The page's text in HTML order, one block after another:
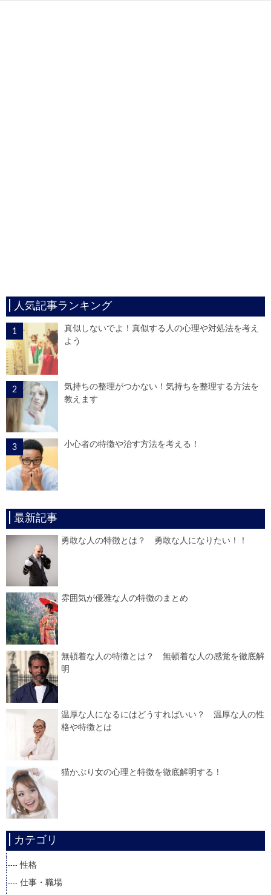
人気記事ランキング
真似しないでよ！真似する人の心理や対処法を考え
よう
気持ちの整理がつかない！気持ちを整理する方法を
教えます
小心者の特徴や治す方法を考える！
最新記事
勇敢な人の特徴とは？ 勇敢な人になりたい！！
雰囲気が優雅な人の特徴のまとめ
無頓着な人の特徴とは？ 無頓着な人の感覚を徹底解
明
温厚な人になるにはどうすればいい？ 温厚な人の性
格や特徴とは
猫かぶり女の心理と特徴を徹底解明する！
カテゴリ
性格
仕事・職場